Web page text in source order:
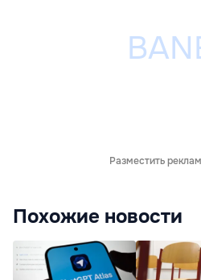
Разместить
Похожие новости